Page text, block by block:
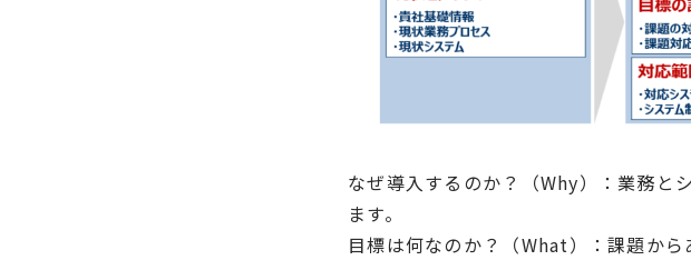
なぜ導入するのか？（Why）：業務と
ます。
目標は何なのか？（What）：課題か